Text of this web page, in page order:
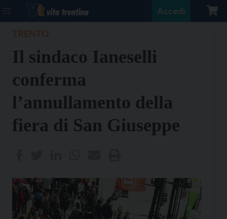
Accedi
Il sindaco Ianeselli
conferma
l’annullamento della
fiera di San Giuseppe